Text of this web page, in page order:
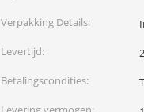
Verpakking Details:
Levertijd:
Betalingscondities: